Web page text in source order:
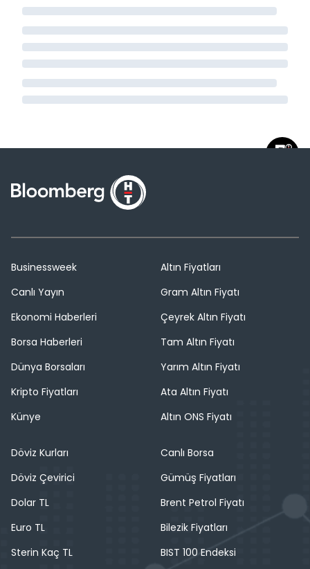
Businessweek
Canlı Yayın
Ekonomi Haberleri
Borsa Haberleri
Dünya Borsaları
Kripto Fiyatları
Künye
Altın Fiyatları
Gram Altın Fiyatı
Çeyrek Altın Fiyatı
Tam Altın Fiyatı
Yarım Altın Fiyatı
Ata Altın Fiyatı
Altın ONS Fiyatı
Döviz Kurları
Döviz Çevirici
Dolar TL
Euro TL
Sterin Kaç TL
Canlı Borsa
Gümüş Fiyatları
Brent Petrol Fiyatı
Bilezik Fiyatları
BIST 100 Endeksi